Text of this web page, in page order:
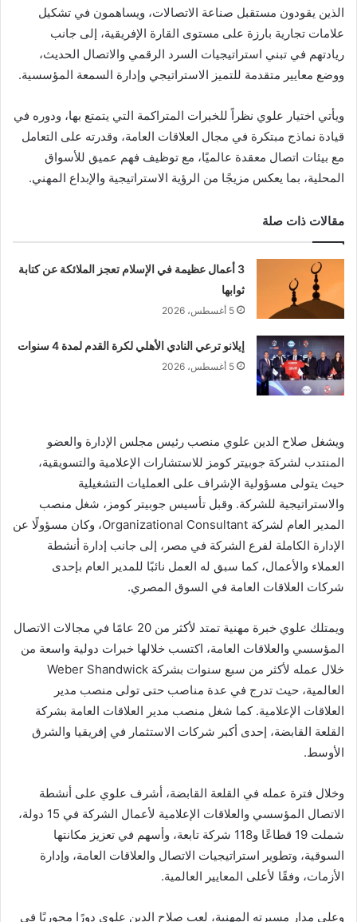
الذين يقودون مستقبل صناعة الاتصالات، ويساهمون في تشكيل
علامات تجارية بارزة على مستوى القارة الإفريقية، إلى جانب
ريادتهم في تبني استراتيجيات السرد الرقمي والاتصال الحديث،
ووضع معايير متقدمة للتميز الاستراتيجي وإدارة السمعة المؤسسية.
ويأتي اختيار علوي نظراً للخبرات المتراكمة التي يتمتع بها، ودوره في
قيادة نماذج مبتكرة في مجال العلاقات العامة، وقدرته على التعامل
مع بيئات اتصال معقدة عالميًا، مع توظيف فهم عميق للأسواق
المحلية، بما يعكس مزيجًا من الرؤية الاستراتيجية والإبداع المهني.
مقالات ذات صلة
3 أعمال عظيمة في الإسلام تعجز الملائكة عن كتابة
ثوابها
5 أغسطس، 2026
إيلانو ترعي النادي الأهلي لكرة القدم لمدة 4 سنوات
5 أغسطس، 2026
ويشغل صلاح الدين علوي منصب رئيس مجلس الإدارة والعضو
المنتدب لشركة جوبيتر كومز للاستشارات الإعلامية والتسويقية،
حيث يتولى مسؤولية الإشراف على العمليات التشغيلية
والاستراتيجية للشركة. وقبل تأسيس جوبيتر كومز، شغل منصب
المدير العام لشركة Organizational Consultant، وكان مسؤولًا عن
الإدارة الكاملة لفرع الشركة في مصر، إلى جانب إدارة أنشطة
العملاء والأعمال، كما سبق له العمل نائبًا للمدير العام بإحدى
شركات العلاقات العامة في السوق المصري.
ويمتلك علوي خبرة مهنية تمتد لأكثر من 20 عامًا في مجالات الاتصال
المؤسسي والعلاقات العامة، اكتسب خلالها خبرات دولية واسعة من
خلال عمله لأكثر من سبع سنوات بشركة Weber Shandwick
العالمية، حيث تدرج في عدة مناصب حتى تولى منصب مدير
العلاقات الإعلامية. كما شغل منصب مدير العلاقات العامة بشركة
القلعة القابضة، إحدى أكبر شركات الاستثمار في إفريقيا والشرق
الأوسط.
وخلال فترة عمله في القلعة القابضة، أشرف علوي على أنشطة
الاتصال المؤسسي والعلاقات الإعلامية لأعمال الشركة في 15 دولة،
شملت 19 قطاعًا و118 شركة تابعة، وأسهم في تعزيز مكانتها
السوقية، وتطوير استراتيجيات الاتصال والعلاقات العامة، وإدارة
الأزمات، وفقًا لأعلى المعايير العالمية.
وعلى مدار مسيرته المهنية، لعب صلاح الدين علوي دورًا محوريًا في